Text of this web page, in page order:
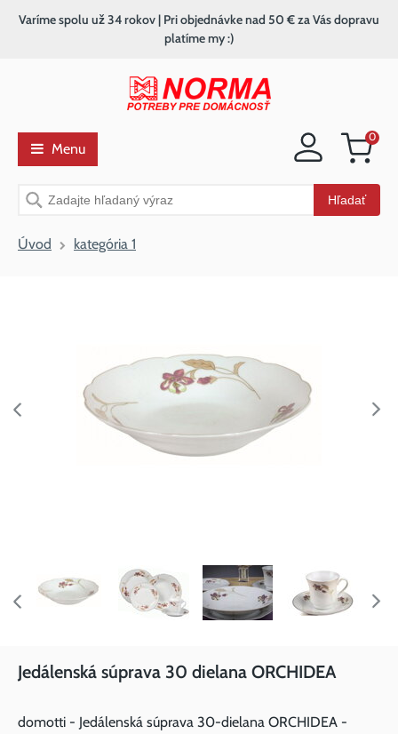
Nákupný
0
Vyhľadávanie Hľadať
Varíme spolu už 34 rokov | Pri objednávke nad 50 € za Vás dopravu
platíme my :)
Menu
Úvod kategória 1
Jedálenská súprava 30 dielana ORCHIDEA
domotti - Jedálenská súprava 30-dielana ORCHIDEA -